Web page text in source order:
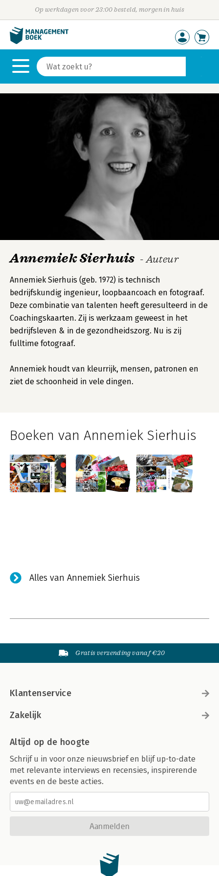
Op werkdagen voor 23:00 besteld, morgen in huis
Annemiek Sierhuis - Auteur
Annemiek Sierhuis (geb. 1972) is technisch
bedrijfskundig ingenieur, loopbaancoach en fotograaf.
Deze combinatie van talenten heeft geresulteerd in de
Coachingskaarten. Zij is werkzaam geweest in het
bedrijfsleven & in de gezondheidszorg. Nu is zij
fulltime fotograaf.
Annemiek houdt van kleurrijk, mensen, patronen en
ziet de schoonheid in vele dingen.
Boeken van Annemiek Sierhuis
Alles van Annemiek Sierhuis
Gratis verzending vanaf €20
Klantenservice
Zakelijk
Altijd op de hoogte
Schrijf u in voor onze nieuwsbrief en blijf up-to-date
met relevante interviews en recensies, inspirerende
events en de beste acties.
Aanmelden